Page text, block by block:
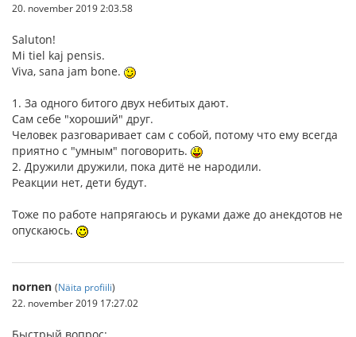
20. november 2019 2:03.58
Saluton!
Mi tiel kaj pensis.
Viva, sana jam bone.
1. За одного битого двух небитых дают.
Сам себе "хороший" друг.
Человек разговаривает сам с собой, потому что ему всегда
приятно с "умным" поговорить.
2. Дружили дружили, пока дитё не народили.
Реакции нет, дети будут.
Тоже по работе напрягаюсь и руками даже до анекдотов не
опускаюсь.
nornen (Näita profiili)
22. november 2019 17:27.02